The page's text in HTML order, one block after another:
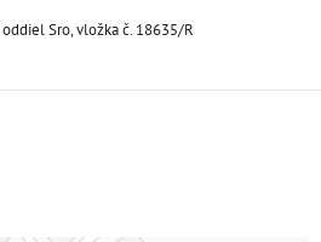
Sro, vložka č. 18635/R